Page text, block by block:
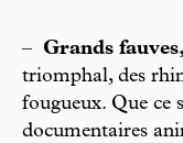
– Grands
triomphal, des
fougueux. Que ce
documentaires